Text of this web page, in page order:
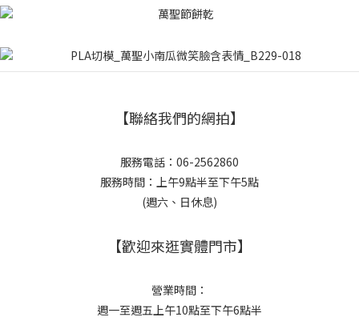
【聯絡我們的網拍】
服務電話：06-2562860
服務時間：上午9點半至下午5點
(週六、日休息)
【歡迎來逛實體門市】
營業時間：
週一至週五上午10點至下午6點半